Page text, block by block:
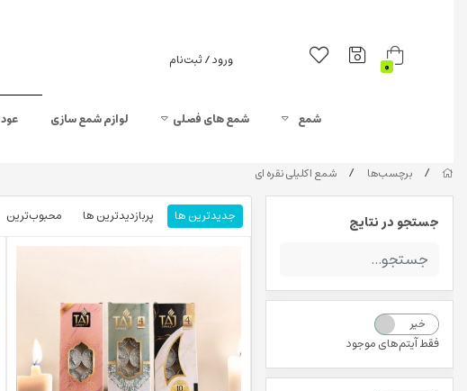
0 ورود / ثبت‌نام
شمع شمع های فصلی لوازم شمع سازی عود
/ برچسب‌ها / شمع اکلیلی نقره ای
جستجو در نتایج
خیر
فقط آیتم‌های موجود
جدیدترین ها پربازدیدترین ها محبوب‌‌ترین